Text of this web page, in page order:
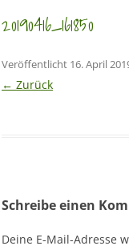
20190416_161850
Veröffentlicht 16. April
← Zurück
Schreibe einen
Deine E-Mail-Adresse